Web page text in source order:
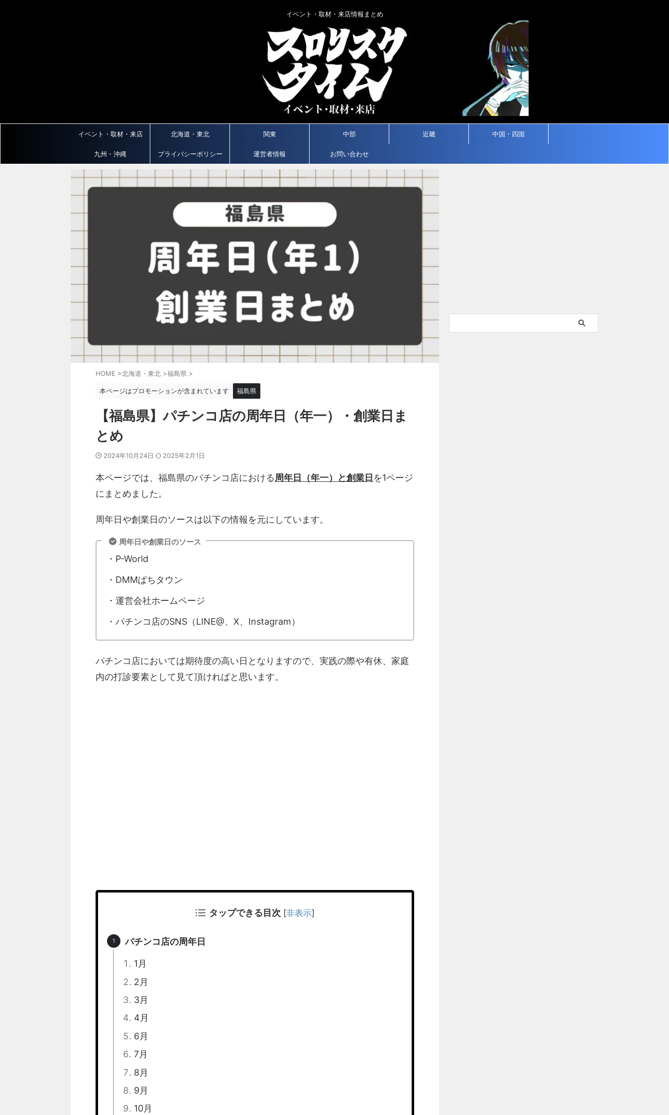
イベント・取材・来店情報まとめ
イベント・取材・来店 北海道・東北 関東 中部 近畿 中国・四国
九州・沖縄 プライバシーポリシー 運営者情報 お問い合わせ
HOME >北海道・東北 >福島県 >
本ページはプロモーションが含まれています 福島県
【福島県】パチンコ店の周年日（年一）・創業日ま
とめ
2024年10月24日 2025年2月1日
本ページでは、福島県のパチンコ店における周年日（年一）と創業日 を1ページ
にまとめました。
周年日や創業日のソースは以下の情報を元にしています。
周年日や創業日のソース
・P-World
・DMMぱちタウン
・運営会社ホームページ
・パチンコ店のSNS（LINE@、X、Instagram）
パチンコ店においては期待度の高い日となりますので、実践の際や有休、家庭
内の打診要素として見て頂ければと思います。
タップできる目次 [非表示]
パチンコ店の周年日
1月
2月
3月
4月
6月
7月
8月
9月
10月